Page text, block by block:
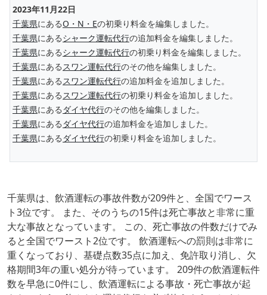
2023年11月22日
千葉県にあるO・N・Eの初乗り料金を編集しました。
千葉県にあるシャーク運転代行の追加料金を編集しました。
千葉県にあるシャーク運転代行の初乗り料金を編集しました。
千葉県にあるスワン運転代行のその他を編集しました。
千葉県にあるスワン運転代行の追加料金を追加しました。
千葉県にあるスワン運転代行の初乗り料金を追加しました。
千葉県にある ダイヤ代行のその他を編集しました。
千葉県にある ダイヤ代行の追加料金を追加しました。
千葉県にある ダイヤ代行の初乗り料金を追加しました。
千葉県は、飲酒運転の事故件数が209件と、全国でワース
ト3位です。 また、そのうちの15件は死亡事故と非常に重
大な事故となっています。 この、死亡事故の件数だけでみ
ると全国でワースト2位です。 飲酒運転への罰則は非常に
重くなっており、基礎点数35点に加え、免許取り消し、欠
格期間3年の重い処分が待っています。 209件の飲酒運転件
数を早急に0件にし、飲酒運転による事故・死亡事故が起